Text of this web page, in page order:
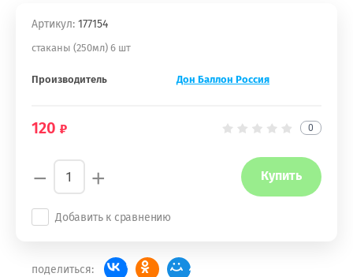
Артикул: 177154
стаканы (250мл) 6 шт
Производитель Дон Баллон Россия
120 0
− + Купить
Добавить к сравнению
поделиться: